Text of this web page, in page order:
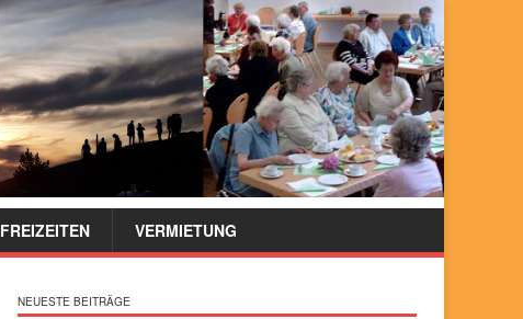
FREIZEITEN VERMIETUNG
NEUESTE BEITRÄGE